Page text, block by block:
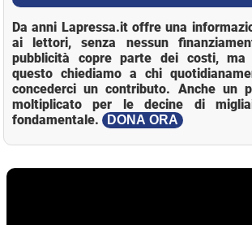
Da anni Lapressa.it offre una
ai lettori, senza nessun
pubblicità copre parte dei costi,
questo chiediamo a chi
concederci un contributo. Anche un
moltiplicato per le decine di
fondamentale.
DONA ORA